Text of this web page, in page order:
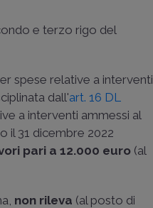
e terzo rigo del
spese relative a interventi
dall'art. 16 DL
a interventi ammessi al
il 31 dicembre 2022
pari a 12.000 euro (al
non rileva (al posto di